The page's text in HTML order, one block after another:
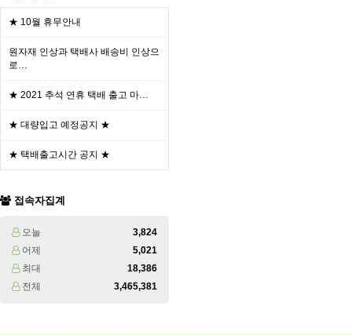
★ 10월 휴무안내
원자재 인상과 택배사 배송비 인상으
로…
★ 2021 추석 연휴 택배 출고 마…
★ 대량입고 예정공지 ★
★ 택배출고시간 공지 ★
접속자집계
오늘
3,824
어제
5,021
최대
18,386
전체
3,465,381